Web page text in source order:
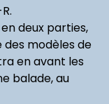
deux parties,
modèles de
en avant les
balade, au